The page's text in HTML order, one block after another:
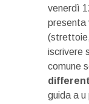
venerdì
presenta
iscrivere
comune
guida a u